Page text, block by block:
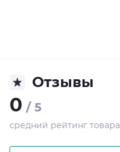
Отзывы
0 / 5
средний рейтинг товара